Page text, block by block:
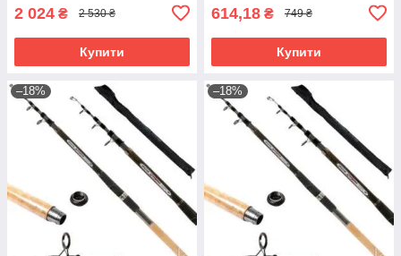
2 024 ₴ 2 530 ₴
Купити
614,18 ₴ 749 ₴
Купити
–18% –18%